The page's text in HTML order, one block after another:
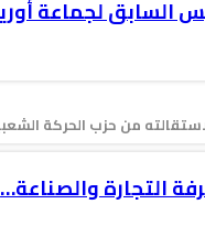
السابق لجماعة
من حزب الحركة